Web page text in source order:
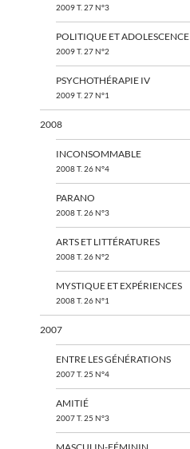
2009 T. 27 N°3
POLITIQUE ET ADOLESCENCE
2009 T. 27 N°2
PSYCHOTHÉRAPIE IV
2009 T. 27 N°1
2008
INCONSOMMABLE
2008 T. 26 N°4
PARANO
2008 T. 26 N°3
ARTS ET LITTÉRATURES
2008 T. 26 N°2
MYSTIQUE ET EXPÉRIENCES
2008 T. 26 N°1
2007
ENTRE LES GÉNÉRATIONS
2007 T. 25 N°4
AMITIÉ
2007 T. 25 N°3